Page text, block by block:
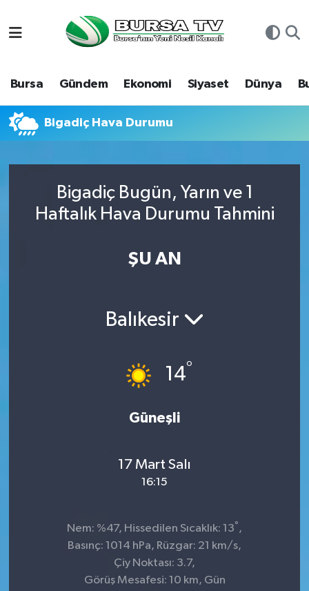
Bursa Gündem Ekonomi Siyaset Dünya
Bigadiç Hava Durumu
Bigadiç Bugün, Yarın ve 1
Haftalık Hava Durumu Tahmini
ŞU AN
Balıkesir
14°
Güneşli
17 Mart Salı
16:15
Nem: %47, Hissedilen Sıcaklık: 13° ,
Basınç: 1014 hPa, Rüzgar: 21 km/s,
Çiy Noktası: 3.7,
Görüş Mesafesi: 10 km, Gün
Bursa
Dünya
Ekonomi
Hava Durumu
Namaz Vakitleri
Süper Lig Puan Durumu ve Fikstür
Son Dakika Haberleri